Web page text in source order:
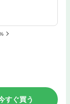
すぐ買う